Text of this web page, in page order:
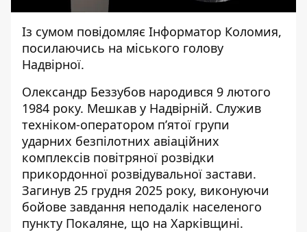
Із сумом повідомляє Інформатор Коломия,
посилаючись на міського голову
Надвірної.
Олександр Беззубов народився 9 лютого
1984 року. Мешкав у Надвірній. Служив
техніком-оператором пʼятої групи
ударних безпілотних авіаційних
комплексів повітряної розвідки
прикордонної розвідувальної застави.
Загинув 25 грудня 2025 року, виконуючи
бойове завдання неподалік населеного
пункту Покаляне, що на Харківщині.